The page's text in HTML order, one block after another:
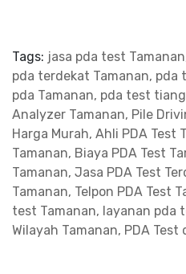
Tags: jasa pda test
pda terdekat Tamanan, pda
pda Tamanan, pda test
Analyzer Tamanan, Pile
Harga Murah, Ahli PDA Test
Tamanan, Biaya PDA Test
Tamanan, Jasa PDA Test
Tamanan, Telpon PDA Test
test Tamanan, layanan pda
Wilayah Tamanan, PDA Test